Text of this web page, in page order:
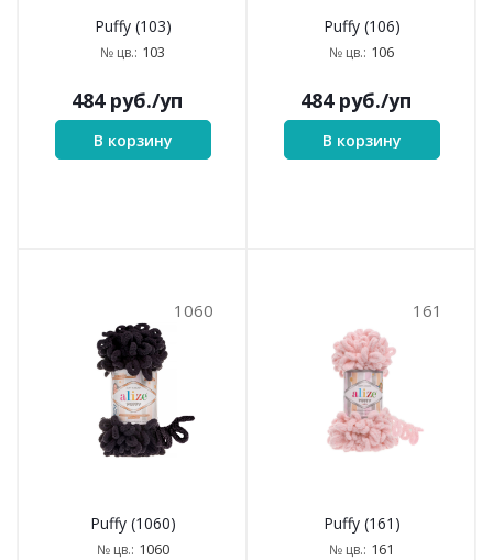
Puffy (103)
№ цв.: 103
484руб./уп
В корзину
Puffy (106)
№ цв.: 106
484руб./уп
В корзину
1060
Puffy (1060)
№ цв.: 1060
161
Puffy (161)
№ цв.: 161